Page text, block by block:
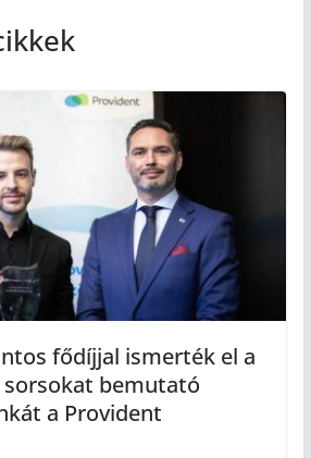
fődíjjal ismerték el a
sorsokat bemutató
a Provident